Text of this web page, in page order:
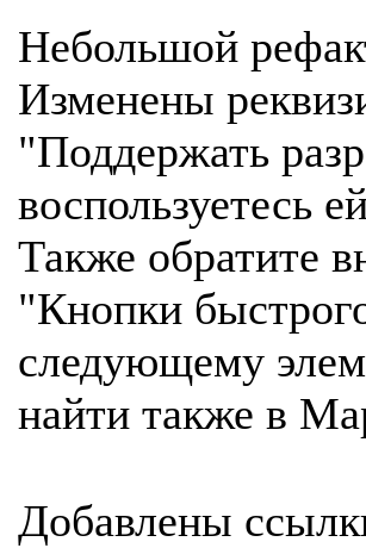
Небольшой
Изменены
"Поддержать
воспользуетесь
Также обратите
"Кнопки
следующему
найти также в
Добавлены